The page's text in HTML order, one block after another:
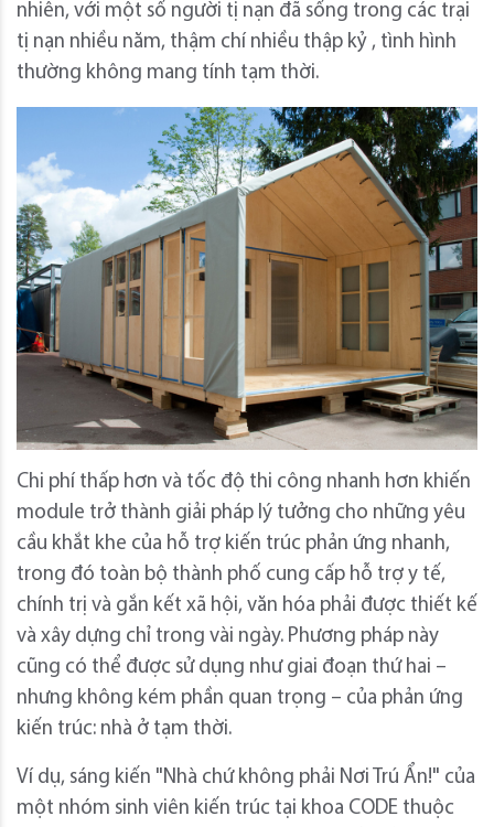
nhiên, với một số người tị nạn đã sống trong các trại
tị nạn nhiều năm, thậm chí nhiều thập kỷ , tình hình
thường không mang tính tạm thời.
Chi phí thấp hơn và tốc độ thi công nhanh hơn khiến
module trở thành giải pháp lý tưởng cho những yêu
cầu khắt khe của hỗ trợ kiến ​​trúc phản ứng nhanh,
trong đó toàn bộ thành phố cung cấp hỗ trợ y tế,
chính trị và gắn kết xã hội, văn hóa phải được thiết kế
và xây dựng chỉ trong vài ngày. Phương pháp này
cũng có thể được sử dụng như giai đoạn thứ hai –
nhưng không kém phần quan trọng – của phản ứng
kiến ​​trúc: nhà ở tạm thời.
Ví dụ, sáng kiến ​​"Nhà chứ không phải Nơi Trú Ẩn!" của
một nhóm sinh viên kiến ​​trúc tại khoa CODE thuộc